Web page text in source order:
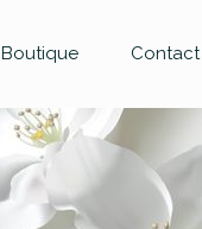
Boutique Contact